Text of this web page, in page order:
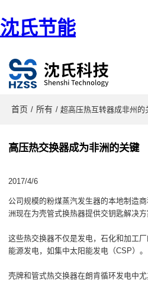
沈氏节能
首页 / 所有 / 超高压热互转器成非州的
高压热交换器成为非洲的关键
2017/4/6
公司规模的粉煤蒸汽发生器的本地制造
洲现在为壳管式换热器提供交钥匙解决
这些热交换器不仅是发电，石化和加工
能源发电，如集中太阳能发电（CSP）。
壳牌和管式热交换器在朗肯循环发电中